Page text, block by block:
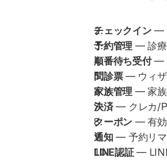
チェックイン —
予約管理 — 診療
順番待ち受付 —
問診票 — ウィザ
家族管理 — 家族
決済 — クレカ/
クーポン — 有効
通知 — 予約リマ
LINE認証 — LINE